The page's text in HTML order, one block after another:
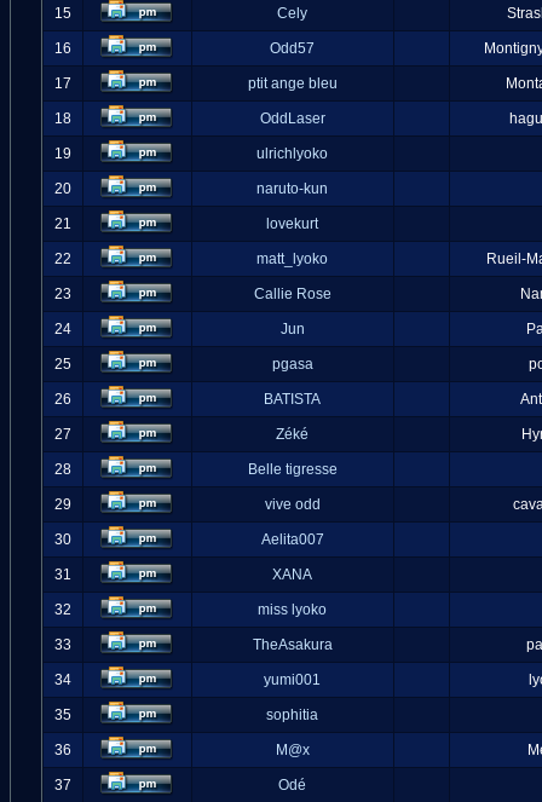
15 Cely
16 Odd57
17 ptit ange bleu
18 OddLaser
19 ulrichlyoko
20 naruto-kun
21 lovekurt
22 matt_lyoko Rueil-
23 Callie Rose
24 Jun
25 pgasa
26 BATISTA
27 Zéké
28 Belle tigresse
29 vive odd
30 Aelita007
31 XANA
32 miss lyoko
33 TheAsakura
34 yumi001
35 sophitia
36 M@x
37 Odé